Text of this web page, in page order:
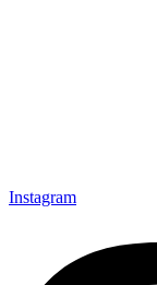
Instagram